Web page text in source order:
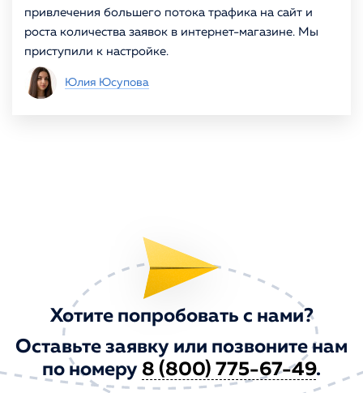
привлечения большего потока трафика на сайт и
роста количества заявок в интернет-магазине. Мы
приступили к настройке.
Юлия Юсупова
Хотите попробовать с нами?
Оставьте заявку или позвоните нам
по номеру 8 (800) 775-67-49.